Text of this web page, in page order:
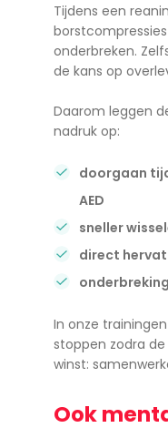
Tijdens een
onderbreken.
de kans op
Daarom leggen
nadruk op:
doorgaan
AED
sneller
direct
In onze
stoppen zodra de
winst:
Ook